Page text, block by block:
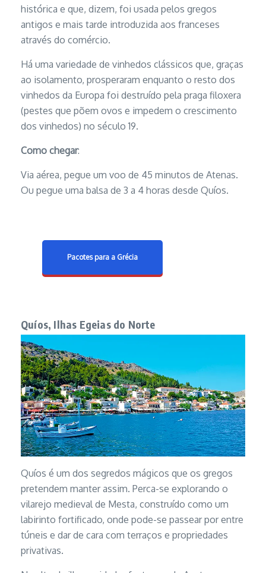
histórica e que, dizem, foi usada pelos gregos
antigos e mais tarde introduzida aos franceses
através do comércio.
Há uma variedade de vinhedos clássicos que, graças
ao isolamento, prosperaram enquanto o resto dos
vinhedos da Europa foi destruído pela praga filoxera
(pestes que põem ovos e impedem o crescimento
dos vinhedos) no século 19.
Como chegar:
Via aérea, pegue um voo de 45 minutos de Atenas.
Ou pegue uma balsa de 3 a 4 horas desde Quíos.
Pacotes para a Grécia
Quíos, Ilhas Egeias do Norte
Quíos é um dos segredos mágicos que os gregos
pretendem manter assim. Perca-se explorando o
vilarejo medieval de Mesta, construído como um
labirinto fortificado, onde pode-se passear por entre
túneis e dar de cara com terraços e propriedades
privativas.